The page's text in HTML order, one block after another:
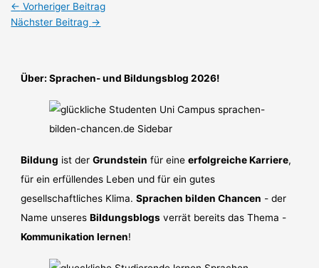
← Vorheriger Beitrag
Nächster Beitrag →
Über: Sprachen- und Bildungsblog 2026!
Bildung ist derGrundstein für eineerfolgreiche Karriere,
für ein erfüllendes Leben und für ein gutes
gesellschaftliches Klima.Sprachen bilden Chancen - der
Name unseresBildungsblogs verrät bereits das Thema -
Kommunikation lernen!